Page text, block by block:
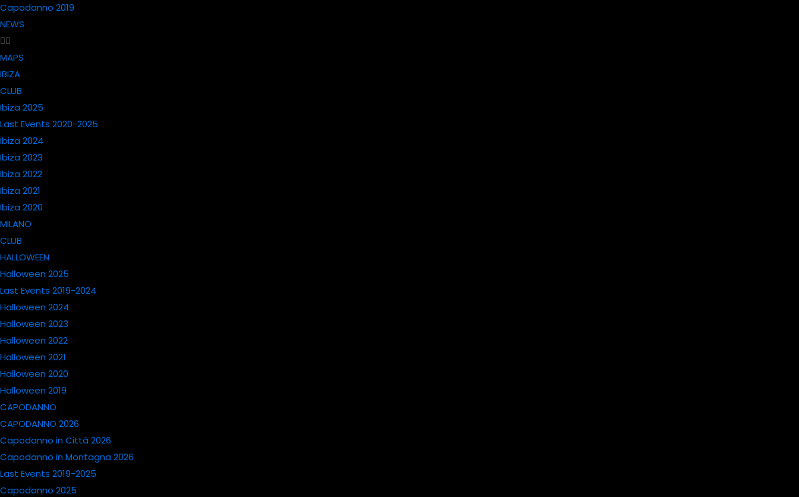
Capodanno 2019
NEWS
MAPS
IBIZA
CLUB
Ibiza 2025
Last Events 2020-2025
Ibiza 2024
Ibiza 2023
Ibiza 2022
Ibiza 2021
Ibiza 2020
MILANO
CLUB
HALLOWEEN
Halloween 2025
Last Events 2019-2024
Halloween 2024
Halloween 2023
Halloween 2022
Halloween 2021
Halloween 2020
Halloween 2019
CAPODANNO
CAPODANNO 2026
Capodanno in Città 2026
Capodanno in Montagna 2026
Last Events 2019-2025
Capodanno 2025